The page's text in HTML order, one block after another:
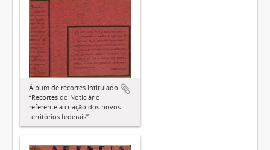
Álbum de recortes intitulado
“Recortes do Noticiário
referente à criação dos novos
territórios federais”